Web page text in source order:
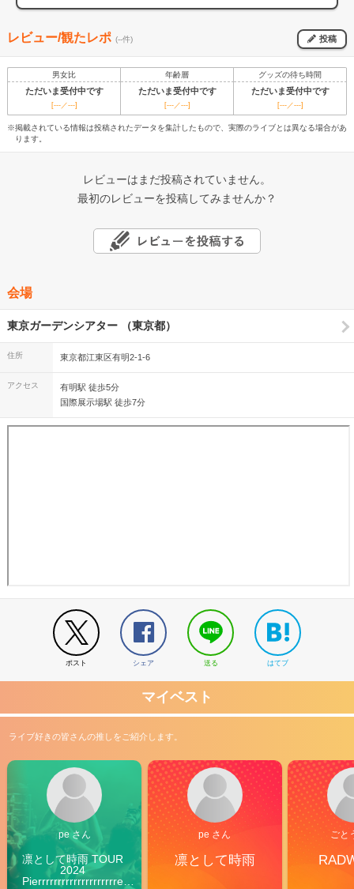
レビュー/観たレポ (--件) 投稿
男女比 年齢層 グッズの待ち時間
ただいま受付中です ただいま受付中です ただいま受付中です
[---／---] [---／---] [---／---]
※掲載されている情報は投稿されたデータを集計したもので、実際のライブとは異なる場合があ
ります。
レビューはまだ投稿されていません。
最初のレビューを投稿してみませんか？
会場
東京ガーデンシアター （東京都）
住所 東京都江東区有明2-1-6
アクセス
有明駅 徒歩5分
国際展示場駅 徒歩7分
ポスト シェア 送る はてブ
マイベスト
ライブ好きの皆さんの推しをご紹介します。
pe さん
凛として時雨 TOUR
2024
Pierrrrrrrrrrrrrrrrrrrre
pe さん
凛として時雨
ごと